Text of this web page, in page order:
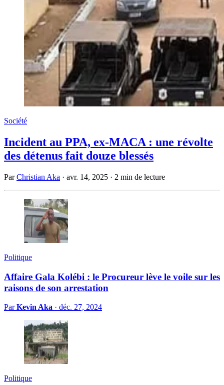
Société
Incident au PPA, ex-MACA : une révolte
des détenus fait douze blessés
ParChristian Aka · avr. 14, 2025 · 2 min de lecture
Politique
Affaire Gala Kolébi : le Procureur lève le voile sur les
raisons de son arrestation
ParKevin Aka · déc. 27, 2024
Politique